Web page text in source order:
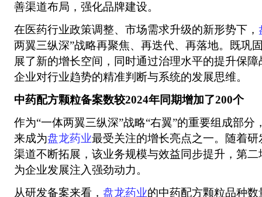
善渠道布局，强化品牌建设。
在医药行业政策调整、市场需求升级的新形势下，
两翼三纵深”战略再聚焦、再迭代、再落地。既巩
展了新的增长空间，同时通过治理水平的提升保
企业对行业趋势的精准判断与系统的发展思维。
中药配方颗粒备案数较2024年同期增加了200个
作为“一体两翼三纵深”战略“右翼”的重要组成部分
来成为盘龙药业最受关注的增长亮点之一。随着
渠道不断拓展，该业务规模与效益同步提升，第
为企业发展注入强劲动力。
从研发备案来看， 盘龙药业的中药配方颗粒品种